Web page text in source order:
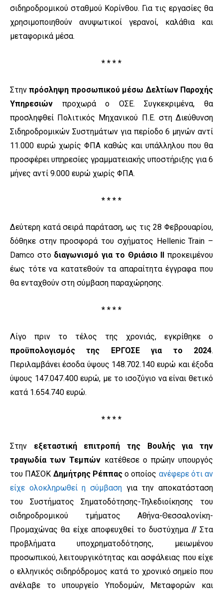
σιδηροδρομικού σταθμού Κορίνθου. Για τις εργασίες θα
χρησιμοποιηθούν ανυψωτικοί γερανοί, καλάθια και
μεταφορικά μέσα.
* * * *
Στηνπρόσληψη προσωπικού μέσω Δελτίων Παροχής
Υπηρεσιών προχωρά ο ΟΣΕ. Συγκεκριμένα, θα
προσληφθεί Πολιτικός Μηχανικού Π.Ε. στη Διεύθυνση
Σιδηροδρομικών Συστημάτων για περίοδο 6 μηνών αντί
11.000 ευρώ χωρίς ΦΠΑ καθώς και υπάλληλου που θα
προσφέρει υπηρεσίες γραμματειακής υποστήριξης για 6
μήνες αντί 9.000 ευρώ χωρίς ΦΠΑ.
* * * *
Δεύτερη κατά σειρά παράταση, ως τις 28 Φεβρουαρίου,
δόθηκε στην προσφορά του σχήματος Hellenic Train –
Damco στο διαγωνισμό για το Θριάσιο ΙΙ
προκειμένου
έως τότε να κατατεθούν τα απαραίτητα έγγραφα που
θα ενταχθούν στη σύμβαση παραχώρησης.
* * * *
Λίγο πριν το τέλος της χρονιάς, εγκρίθηκε ο
προϋπολογισμός της ΕΡΓΟΣΕ για το 2024.
Περιλαμβάνει έσοδα ύψους 148.702.140 ευρώ και έξοδα
ύψους 147.047.400 ευρώ, με το ισοζύγιο να είναι θετικό
κατά 1.654.740 ευρώ.
* * * *
Στην εξεταστική επιτροπή της Βουλής για την
τραγωδία των Τεμπών κατέθεσε ο πρώην υπουργός
του ΠΑΣΟΚ Δημήτρης Ρέππαςο οποίος ανέφερε ότι αν
είχε ολοκληρωθεί η σύμβαση για την αποκατάσταση
του Συστήματος Σηματοδότησης-Τηλεδιοίκησης του
σιδηροδρομικού τμήματος Αθήνα-Θεσσαλονίκη-
Προμαχώνας θα είχε αποφευχθεί το δυστύχημα //Στα
προβλήματα υποχρηματοδότησης, μειωμένου
προσωπικού, λειτουργικότητας και ασφάλειας που είχε
ο ελληνικός σιδηρόδρομος κατά το χρονικό σημείο που
ανέλαβε το υπουργείο Υποδομών, Μεταφορών και